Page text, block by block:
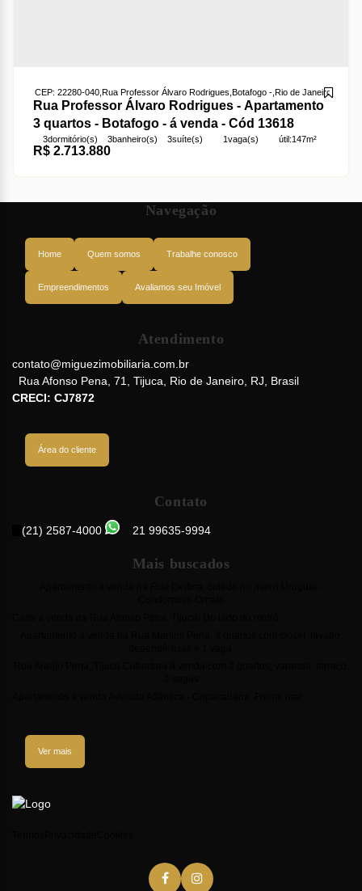
Rua Professor Álvaro Rodrigues - Apartamento
3 quartos - Botafogo - á venda - Cód 13618
R$2.713.880
CEP: 22280-040, Rua Professor Álvaro Rodrigues Botafogo , Rio de Janeiro
3dormitório(s) 3banheiro(s) 3suíte(s) 1vaga(s) útil:147m²
terreno: 147m²
Navegação
Home Quem somos Trabalhe conosco
Empreendimentos Avaliamos seu Imóvel
Atendimento
contato@miguezimobiliaria.com.br
Rua Afonso Pena 71 Tijuca Rio de Janeiro RJ
Brasil
CRECI: CJ7872
Área do cliente
Contato
(21) 2587-4000 21 99635-9994
Mais buscados
Ver mais